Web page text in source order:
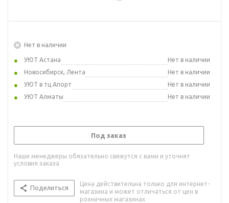
Нет в наличии
УЮТ Астана
Нет в наличии
Новосибирск, Лента
Нет в наличии
УЮТ в тц Апорт
Нет в наличии
УЮТ Алматы
Нет в наличии
Под заказ
Наши менеджеры обязательно свяжутся с вами и уточнят
условия заказа
Поделиться
Цена действительна только для интернет-
магазина и может отличаться от цен в
розничных магазинах